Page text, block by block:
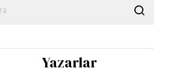
Yazarlar